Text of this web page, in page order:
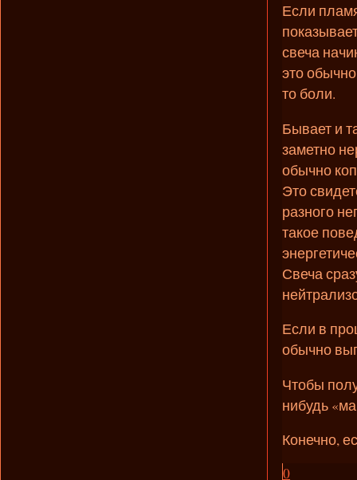
Если
свеча
это
то боли.
Бывает и
заметно
обычно
Это
разного
такое
Свеча
Если в
обычно
Чтобы
нибудь
Конечно,
0